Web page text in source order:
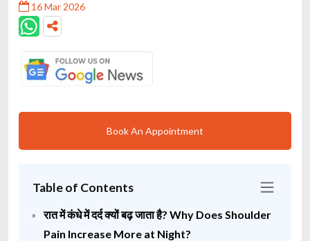
16 Mar 2026
Book An Appointment
Table of Contents
रात में कंधे में दर्द क्यों बढ़ जाता है? Why Does Shoulder
Pain Increase More at Night?